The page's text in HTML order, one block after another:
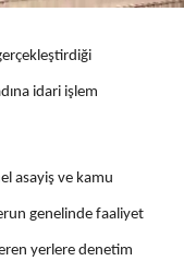
idari işlem
asayiş ve kamu
genelinde faaliyet
yerlere denetim